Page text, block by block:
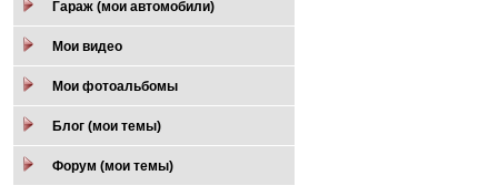
Гараж (мои автомобили)
Мои видео
Мои фотоальбомы
Блог (мои темы)
Форум (мои темы)